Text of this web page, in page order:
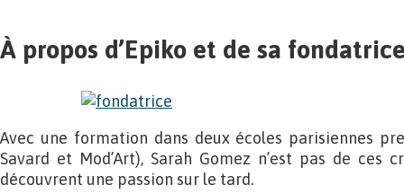
À propos d’Epiko et de sa
Avec une formation dans deux écoles parisiennes
Savard et Mod’Art), Sarah Gomez n’est pas de ces
découvrent une passion sur le tard.